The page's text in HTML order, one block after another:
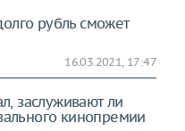
рубль сможет
16.03.2021, 17:47
заслуживают ли
кинопремии